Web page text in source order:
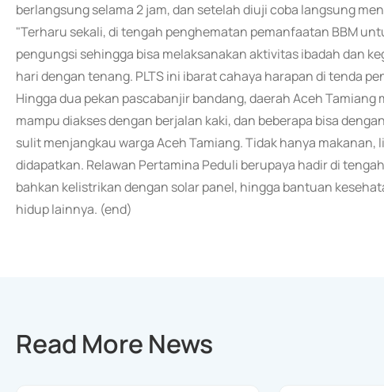
berlangsung selama 2 jam, dan setelah diuji coba langsung
"Terharu sekali, di tengah penghematan pemanfaatan BBM
pengungsi sehingga bisa melaksanakan aktivitas ibadah dan
hari dengan tenang. PLTS ini ibarat cahaya harapan di tenda
Hingga dua pekan pascabanjir bandang, daerah Aceh
mampu diakses dengan berjalan kaki, dan beberapa bisa
sulit menjangkau warga Aceh Tamiang. Tidak hanya
didapatkan. Relawan Pertamina Peduli berupaya hadir di
bahkan kelistrikan dengan solar panel, hingga bantuan
hidup lainnya. (end)
Read More News